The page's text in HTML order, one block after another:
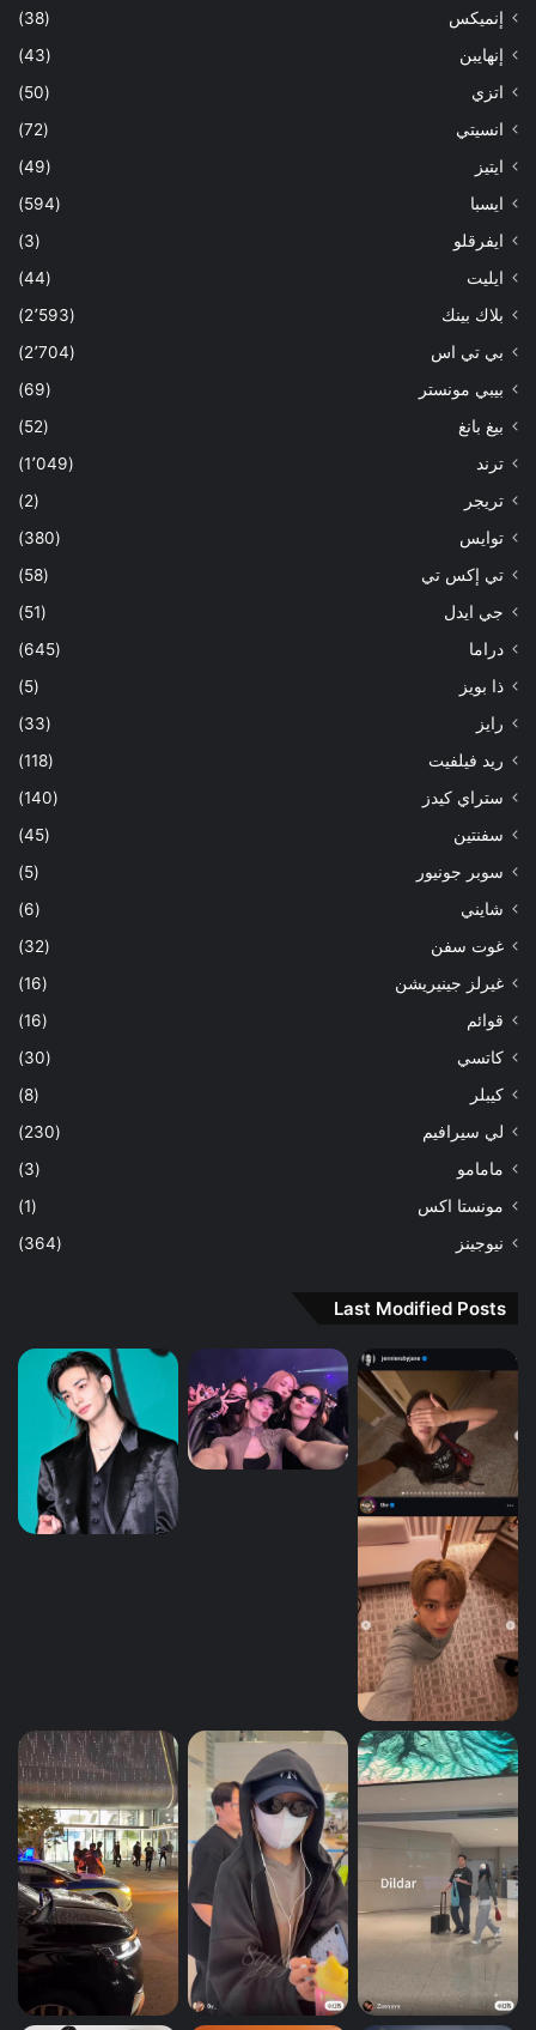
إنميكس
(38)
إنهايبن
(43)
اتزي
(50)
انسيتي
(72)
ايتيز
(49)
ايسبا
(594)
ايفرقلو
(3)
ايليت
(44)
بلاك بينك
(2٬593)
بي تي اس
(2٬704)
بيبي مونستر
(69)
بيغ بانغ
(52)
ترند
(1٬049)
تريجر
(2)
توايس
(380)
تي إكس تي
(58)
جي ايدل
(51)
دراما
(645)
ذا بويز
(5)
رايز
(33)
ريد فيلفيت
(118)
ستراي كيدز
(140)
سفنتين
(45)
سوبر جونيور
(5)
شايني
(6)
غوت سفن
(32)
غيرلز جينيريشن
(16)
قوائم
(16)
كاتسي
(30)
كيبلر
(8)
لي سيرافيم
(230)
مامامو
(3)
مونستا اكس
(1)
نيوجينز
(364)
Last Modified Posts